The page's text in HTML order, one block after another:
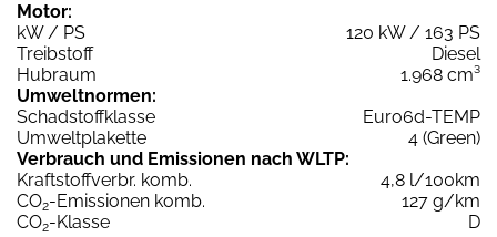
Motor:
kW / PS
120 kW / 163 PS
Treibstoff
Diesel
Hubraum
1.968 cm³
Umweltnormen:
Schadstoffklasse
Euro6d-TEMP
Umweltplakette
4 (Green)
Verbrauch und Emissionen nach WLTP:
Kraftstoffverbr. komb.
4,8 l/100km
CO2-Emissionen komb.
127 g/km
CO2-Klasse
D